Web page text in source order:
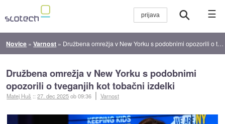
☰
Novice »Varnost » Družbena omrežja v New Yorku s podobnimi opozorili o tveganjih kot tobačni izdelki
Družbena omrežja v New Yorku s podobnimi
opozorili o tveganjih kot tobačni izdelki
Matej Huš ::27. dec 2025ob 09:36 Varnost